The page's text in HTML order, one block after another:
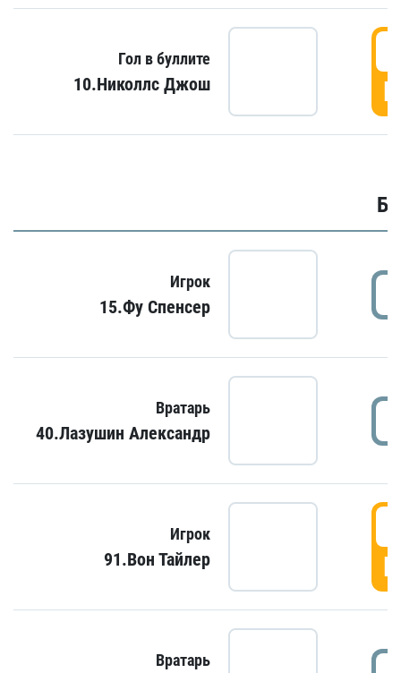
Гол в буллите
10.Николлс Джош
Игрок
15.Фу Спенсер
Вратарь
40.Лазушин Александр
Игрок
91.Вон Тайлер
Вратарь